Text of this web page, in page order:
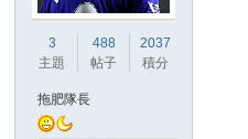
3
主題
488
帖子
2037
積分
拖肥隊長